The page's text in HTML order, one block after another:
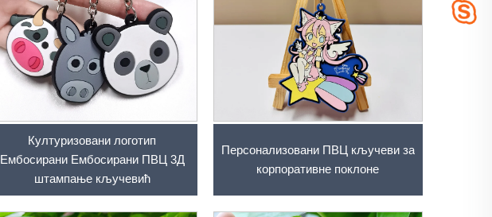
Културизовани логотип
Ембосирани Ембосирани ПВЦ 3Д
штампање кључевић
Персонализовани ПВЦ кључеви за
корпоративне поклоне